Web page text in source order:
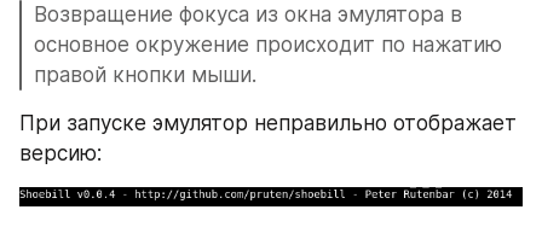
Возвращение фокуса из окна эмулятора в
основное окружение происходит по нажатию
правой кнопки мыши.
При запуске эмулятор неправильно отображает
версию: